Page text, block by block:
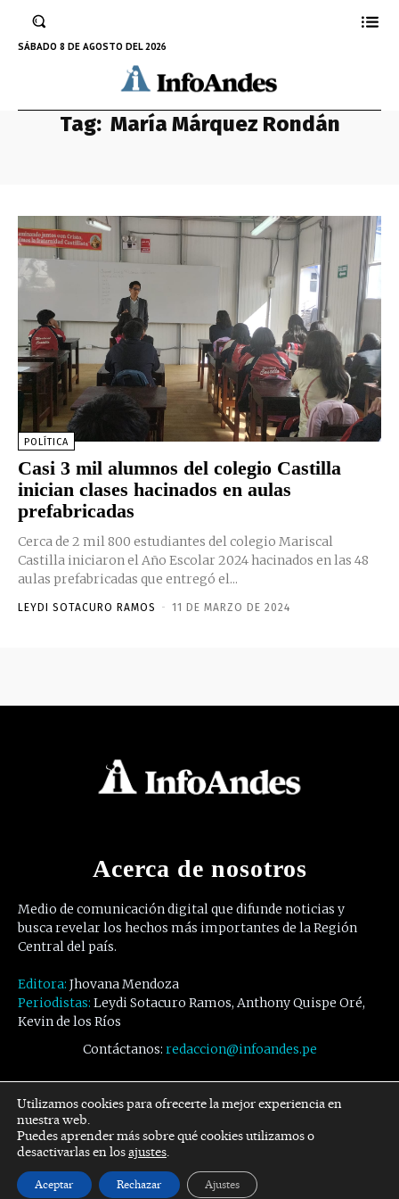
SÁBADO 8 DE AGOSTO DEL 2026
Tag: María Márquez Rondán
POLÍTICA
Casi 3 mil alumnos del colegio Castilla
inician clases hacinados en aulas
prefabricadas
Cerca de 2 mil 800 estudiantes del colegio Mariscal
Castilla iniciaron el Año Escolar 2024 hacinados en las 48
aulas prefabricadas que entregó el...
LEYDI SOTACURO RAMOS - 11 DE MARZO DE 2024
Acerca de nosotros
Medio de comunicación digital que difunde noticias y
busca revelar los hechos más importantes de la Región
Central del país.
Editora: Jhovana Mendoza
Periodistas: Leydi Sotacuro Ramos, Anthony Quispe Oré,
Kevin de los Ríos
Contáctanos: redaccion@infoandes.pe
Síguenos
Facebook Twitter Youtube
Utilizamos cookies para ofrecerte la mejor experiencia en
nuestra web.
Puedes aprender más sobre qué cookies utilizamos o
desactivarlas en losajustes.
Aceptar Rechazar Ajustes